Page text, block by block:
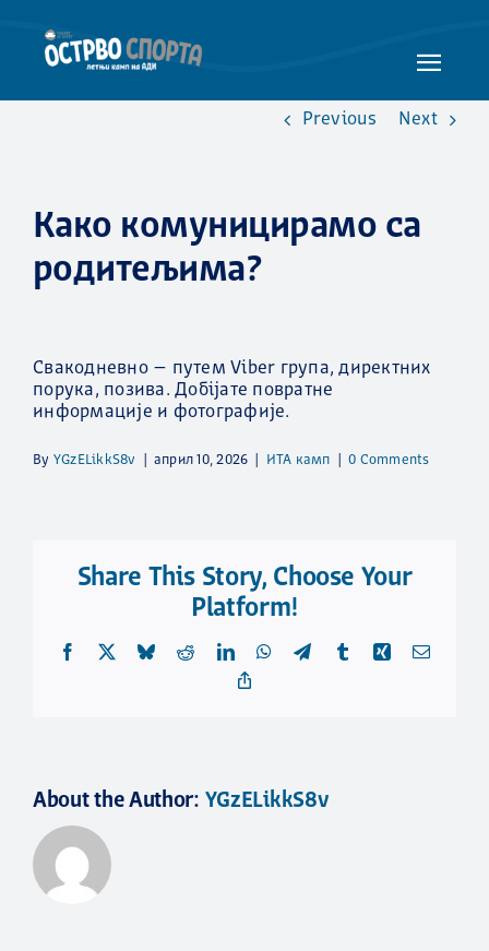
content
Toggle
НАСЛОВНА
РОДИТЕЉСКИ ВОДИЧ
ВЕСТИ / БЛОГ
Previous Next
Како комуницирамо са
родитељима?
Свакодневно – путем Viber група, директних
порука, позива. Добijате повратне
информације и фотографије.
By YGzELikkS8v април 10, 2026 ИТА камп 0 Comments
Share This Story, Choose Your
Platform!
Facebook BlueskyRedditLinkedInWhatsApp
TelegramTumblrXing Email
About the Author: YGzELikkS8v